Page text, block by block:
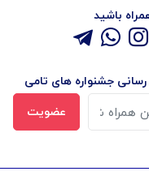
باشید
رسانی جشنواره های تامی
عضویت